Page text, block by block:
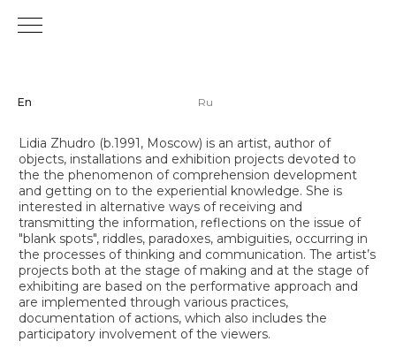
En Ru
Лидия Жудро (р.1991, Москва) — художник, автор
и получения опытного знания. Практика автора
складывается вокруг альтернативных способов
получения и передачи информации, размышления
на темы «белых пятен», загадок, парадоксов
и неоднозначностей, встречающихся в процессах
мышления и коммуникации. В основе её проектов,
как на этапе создания, так и на этапе
экспонирования, лежит перформативный подход,
реализуемый через различные практики,
документации действий, который также включает
партисипаторное участие зрителя.
Лидия окончила курс ‘Современное искусство'
Британской высшей школы дизайна (2018),
магистратуру ‘Fine Arts' в Zurich University of the Arts,
Швейцария (2022). Принимала участие в выставках
в Швейцарии, Италии, Латвии; специальном
проекте VI Московской международной биеннале
молодого искусства. Лауреат международного
Lidia Zhudro (b.1991, Moscow) is an artist, author of
and getting on to the experiential knowledge. She is
interested in alternative ways of receiving and
transmitting the information, reflections on the issue of
"blank spots", riddles, paradoxes, ambiguities, occurring in
the processes of thinking and communication. The artist’s
projects both at the stage of making and at the stage of
exhibiting are based on the performative approach and
are implemented through various practices,
documentation of actions, which also includes the
participatory involvement of the viewers.
Lidia is graduated from the course Contemporary Art at
British Higher School of Art and Design (2018) and MA
Fine Arts at Zurich University of the Arts (CH) (2022). She
has participated at exhibitions in Switzerland, Italy and
Latvia, as well as the special project of the VI Moscow
International Biennale for Young Art. Laureate of the
International Grant Competition for Visual Art Projects
Artkommunalka (2025). Artist-in-residence’s participant at